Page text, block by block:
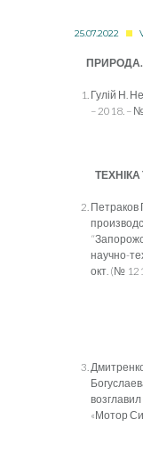
25.07.2022
ПРИРОДА.
Гулій Н.
– 2018. –
Петраков
научно-
окт. (№
«Мотор